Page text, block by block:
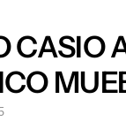
CASIO